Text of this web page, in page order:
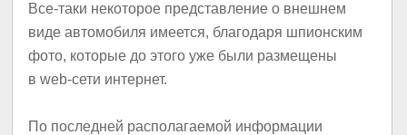
Все-таки некоторое представление о внешнем
виде автомобиля имеется, благодаря шпионским
фото, которые до этого уже были размещены
в web-сети интернет.
По последней располагаемой информации